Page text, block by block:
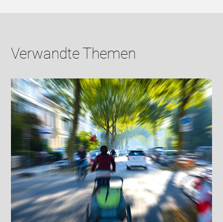
Verwandte Themen